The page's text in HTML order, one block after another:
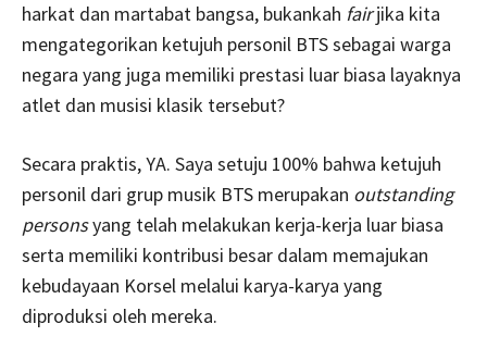
harkat dan martabat bangsa, bukankah fairjika kita
mengategorikan ketujuh personil BTS sebagai warga
negara yang juga memiliki prestasi luar biasa layaknya
atlet dan musisi klasik tersebut?
Secara praktis, YA. Saya setuju 100% bahwa ketujuh
personil dari grup musik BTS merupakan outstanding
personsyang telah melakukan kerja-kerja luar biasa
serta memiliki kontribusi besar dalam memajukan
kebudayaan Korsel melalui karya-karya yang
diproduksi oleh mereka.